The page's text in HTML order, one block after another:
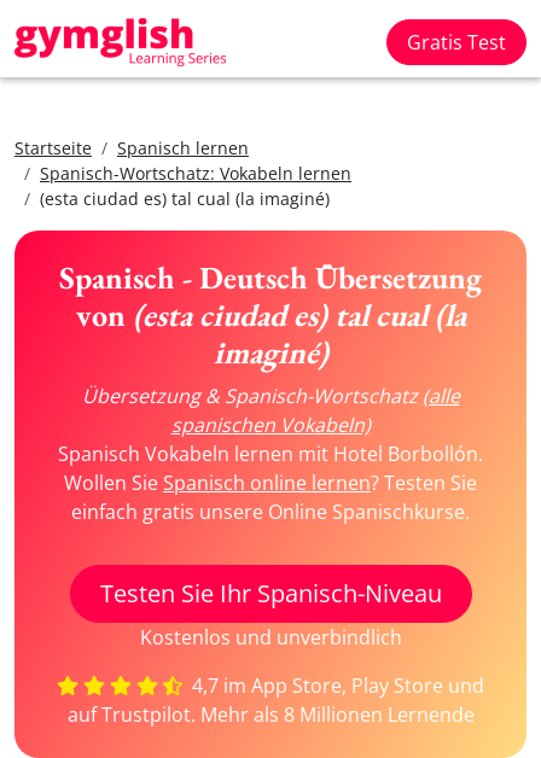
Gratis Test
Startseite
Spanisch lernen
Spanisch-Wortschatz: Vokabeln lernen
(esta ciudad es) tal cual (la imaginé)
Spanisch - Deutsch Übersetzung
von (esta ciudad es) tal cual (la
imaginé)
Übersetzung & Spanisch-Wortschatz(alle
spanischen Vokabeln)
Spanisch Vokabeln lernen mit Hotel Borbollón.
Wollen SieSpanisch online lernen? Testen Sie
einfach gratis unsere Online Spanischkurse.
Testen Sie Ihr Spanisch-Niveau
Kostenlos und unverbindlich
4,7 im App Store, Play Store und
auf Trustpilot. Mehr als 8 Millionen Lernende